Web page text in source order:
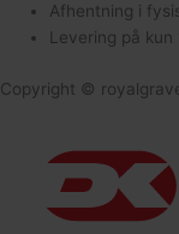
Afhentning i
Levering på kun
Copyright ©